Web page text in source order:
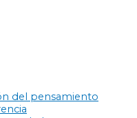
del pensamiento